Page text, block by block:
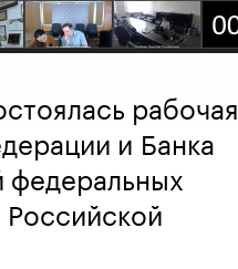
рабочая
и Банка
федеральных
Российской